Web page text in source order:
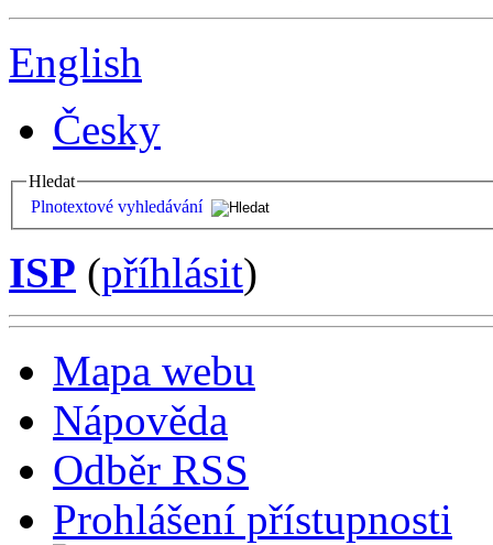
English
Česky
Hledat
Plnotextové vyhledávání
ISP (příhlásit)
Mapa webu
Nápověda
Odběr RSS
Prohlášení přístupnosti